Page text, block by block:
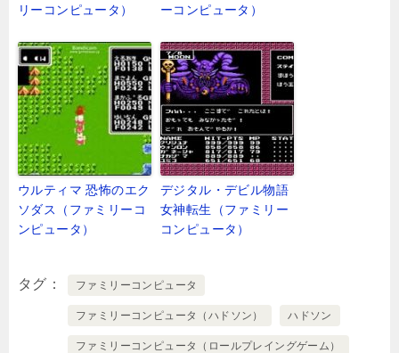
リーコンピュータ）
ーコンピュータ）
ウルティマ 恐怖のエク
ソダス（ファミリーコ
ンピュータ）
デジタル・デビル物語
女神転生（ファミリー
コンピュータ）
タグ ファミリーコンピュータ
ファミリーコンピュータ（ハドソン） ハドソン
ファミリーコンピュータ（ロールプレイングゲーム）